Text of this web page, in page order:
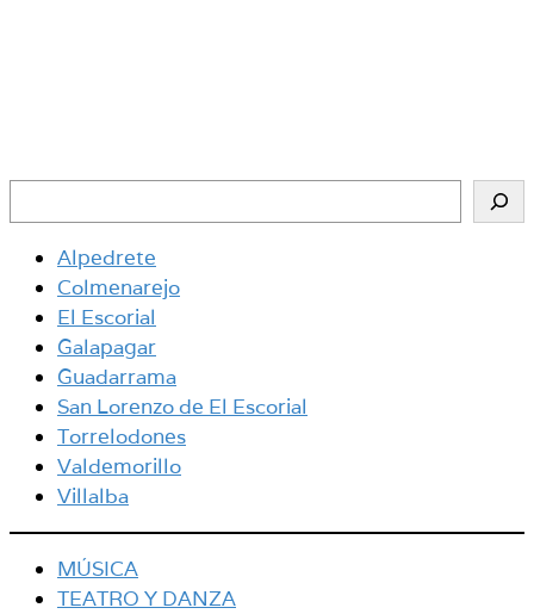
Alpedrete
Colmenarejo
El Escorial
Galapagar
Guadarrama
San Lorenzo de El Escorial
Torrelodones
Valdemorillo
Villalba
MÚSICA
TEATRO Y DANZA